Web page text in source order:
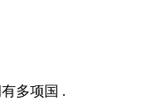
多项国 .